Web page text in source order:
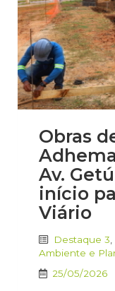
Obras
Av.
início
Viário
Destaque 3
Ambiente e
25/05/2026